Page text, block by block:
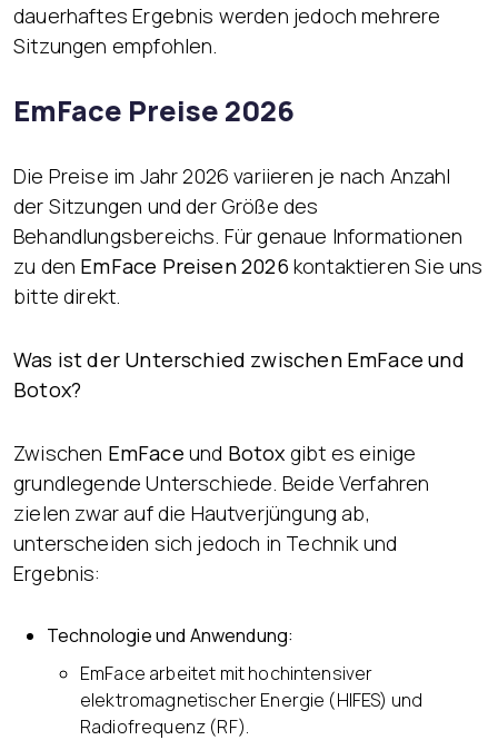
dauerhaftes Ergebnis werden jedoch mehrere
Sitzungen empfohlen.
EmFace Preise 2026
Die Preise im Jahr 2026 variieren je nach Anzahl
der Sitzungen und der Größe des
Behandlungsbereichs. Für genaue Informationen
zu den EmFace Preisen 2026 kontaktieren Sie uns
bitte direkt.
Was ist der Unterschied zwischen EmFace und
Botox?
Zwischen EmFace und Botox gibt es einige
grundlegende Unterschiede. Beide Verfahren
zielen zwar auf die Hautverjüngung ab,
unterscheiden sich jedoch in Technik und
Ergebnis:
Technologie und Anwendung:
EmFace arbeitet mit hochintensiver
elektromagnetischer Energie (HIFES) und
Radiofrequenz (RF).